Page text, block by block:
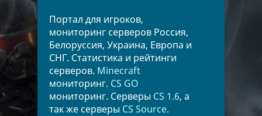
Портал для игроков,
мониторинг серверов Россия,
Белоруссия, Украина, Европа и
СНГ. Статистика и рейтинги
серверов. Minecraft
мониторинг. CS GO
мониторинг. Серверы CS 1.6, а
так же серверы CS Source.